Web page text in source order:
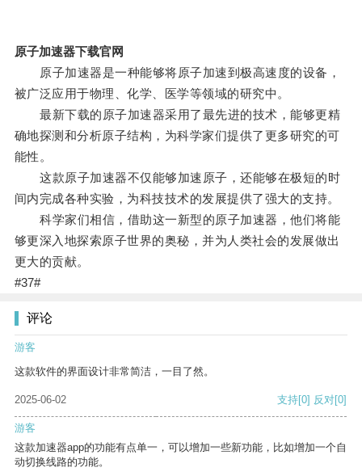
原子加速器下载官网
原子加速器是一种能够将原子加速到极高速度的设备，
被广泛应用于物理、化学、医学等领域的研究中。
最新下载的原子加速器采用了最先进的技术，能够更精
确地探测和分析原子结构，为科学家们提供了更多研究的可
能性。
这款原子加速器不仅能够加速原子，还能够在极短的时
间内完成各种实验，为科技技术的发展提供了强大的支持。
科学家们相信，借助这一新型的原子加速器，他们将能
够更深入地探索原子世界的奥秘，并为人类社会的发展做出
更大的贡献。
#37#
评论
游客
这款软件的界面设计非常简洁，一目了然。
2025-06-02 支持[0] 反对[0]
游客
这款加速器app的功能有点单一，可以增加一些新功能，比如增加一个自
动切换线路的功能。